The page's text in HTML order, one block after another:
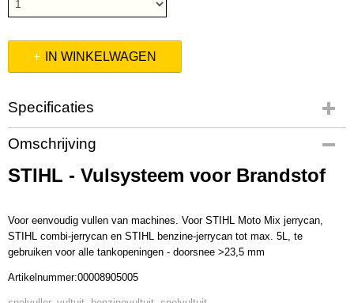
IN WINKELWAGEN
Specificaties
Productcode
00008905005
Productcode leverancier
Omschrijving
STIHL - Vulsysteem voor Brandstof
Voor eenvoudig vullen van machines. Voor STIHL Moto Mix jerrycan,
STIHL combi-jerrycan en STIHL benzine-jerrycan tot max. 5L, te
gebruiken voor alle tankopeningen - doorsnee >23,5 mm
Artikelnummer:00008905005